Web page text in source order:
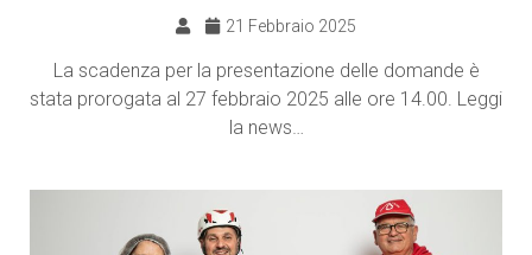
21 Febbraio 2025
La scadenza per la presentazione delle domande è
stata prorogata al 27 febbraio 2025 alle ore 14.00. Leggi
la news…